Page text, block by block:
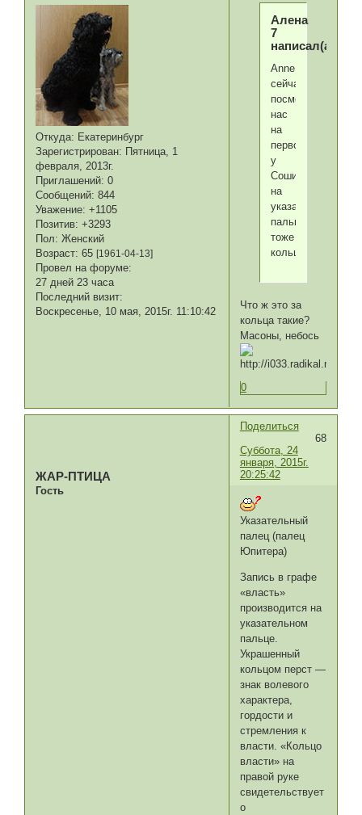
Откуда: Екатеринбург
Зарегистрирован: Пятница, 1
февраля, 2013г.
Приглашений: 0
Сообщений: 844
Уважение: +1105
Позитив: +3293
Пол: Женский
Возраст: 65[1961-04-13]
Провел на форуме:
27 дней 23 часа
Последний визит:
Воскресенье, 10 мая, 2015г. 11:10:42
Алена
7
написал(а):
Anne,
сейчас
посмотрела(у
нас
на
первой)
у
Соши
на
указательном
пальце
тоже
кольцо.
Что ж это за
кольца такие?
Масоны, небось
0
Поделиться
68
Суббота, 24
января, 2015г.
20:25:42
ЖАР-ПТИЦА
Гость
Указательный
палец (палец
Юпитера)
Запись в графе
«власть»
производится на
указательном
пальце.
Украшенный
кольцом перст —
знак волевого
характера,
гордости и
стремления к
власти. «Кольцо
власти» на
правой руке
свидетельствует
о